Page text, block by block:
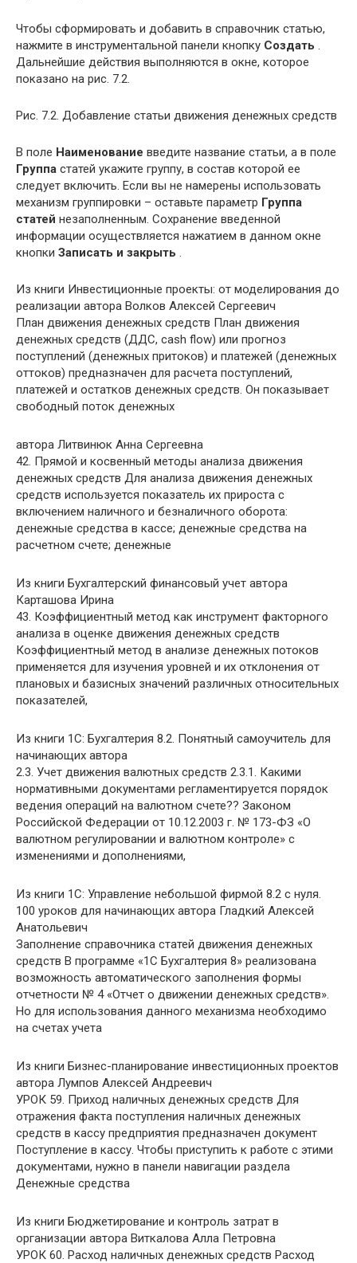
Чтобы сформировать и добавить в справочник статью,
нажмите в инструментальной панели кнопку Создать
Дальнейшие действия выполняются в окне, которое
показано на рис. 7.2.
Рис. 7.2. Добавление статьи движения денежных средств
В поле Наименование введите название статьи, а в поле
Группа статей укажите группу, в состав которой ее
следует включить. Если вы не намерены использовать
механизм группировки – оставьте параметр Группа
статей незаполненным. Сохранение введенной
информации осуществляется нажатием в данном окне
кнопки Записать и закрыть
Из книги Инвестиционные проекты: от моделирования до
реализации автора Волков Алексей Сергеевич
План движения денежных средств План движения
денежных средств (ДДС, cash flow) или прогноз
поступлений (денежных притоков) и платежей (денежных
оттоков) предназначен для расчета поступлений,
платежей и остатков денежных средств. Он показывает
свободный поток денежных
автора Литвинюк Анна Сергеевна
42. Прямой и косвенный методы анализа движения
денежных средств Для анализа движения денежных
средств используется показатель их прироста с
включением наличного и безналичного оборота:
денежные средства в кассе; денежные средства на
расчетном счете; денежные
Из книги Бухгалтерский финансовый учет автора
Карташова Ирина
43. Коэффициентный метод как инструмент факторного
анализа в оценке движения денежных средств
Коэффициентный метод в анализе денежных потоков
применяется для изучения уровней и их отклонения от
плановых и базисных значений различных относительных
показателей,
Из книги 1С: Бухгалтерия 8.2. Понятный самоучитель для
начинающих автора
2.3. Учет движения валютных средств 2.3.1. Какими
нормативными документами регламентируется порядок
ведения операций на валютном счете?? Законом
Российской Федерации от 10.12.2003 г. № 173-ФЗ «О
валютном регулировании и валютном контроле» с
изменениями и дополнениями,
Из книги 1С: Управление небольшой фирмой 8.2 с нуля.
100 уроков для начинающих автора Гладкий Алексей
Анатольевич
Заполнение справочника статей движения денежных
средств В программе «1С Бухгалтерия 8» реализована
возможность автоматического заполнения формы
отчетности № 4 «Отчет о движении денежных средств».
Но для использования данного механизма необходимо
на счетах учета
Из книги Бизнес-планирование инвестиционных проектов
автора Лумпов Алексей Андреевич
УРОК 59. Приход наличных денежных средств Для
отражения факта поступления наличных денежных
средств в кассу предприятия предназначен документ
Поступление в кассу. Чтобы приступить к работе с этими
документами, нужно в панели навигации раздела
Денежные средства
Из книги Бюджетирование и контроль затрат в
организации автора Виткалова Алла Петровна
УРОК 60. Расход наличных денежных средств Расход